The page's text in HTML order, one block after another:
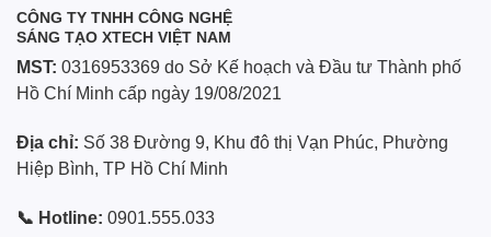
CÔNG TY TNHH CÔNG NGHỆ
SÁNG TẠO XTECH VIỆT NAM
MST: 0316953369 do Sở Kế hoạch và Đầu tư Thành phố
Hồ Chí Minh cấp ngày 19/08/2021
Địa chỉ: Số 38 Đường 9, Khu đô thị Vạn Phúc, Phường
Hiệp Bình, TP Hồ Chí Minh
📞 Hotline: 0901.555.033